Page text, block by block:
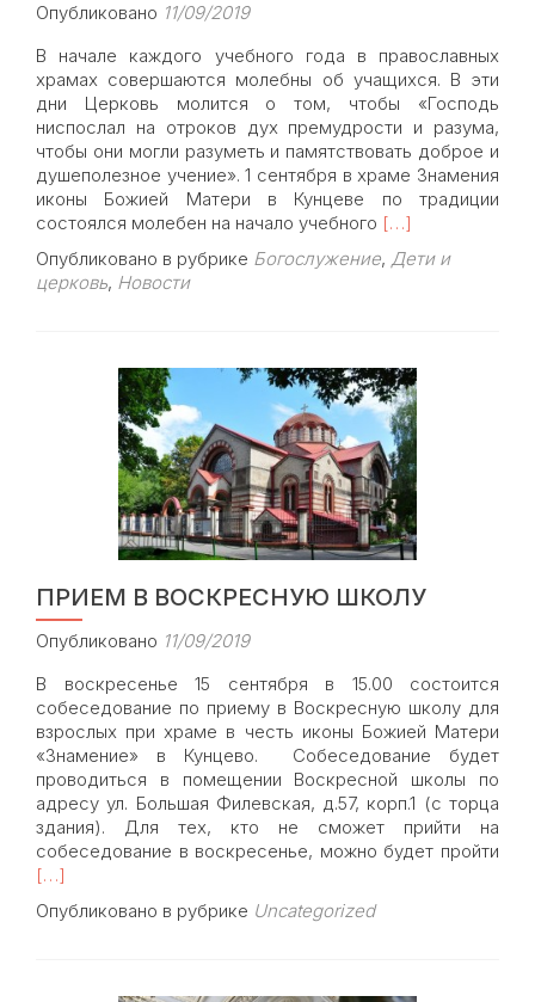
Опубликовано 11/09/2019
В начале каждого учебного года в православных
храмах совершаются молебны об учащихся. В эти
дни Церковь молится о том, чтобы «Господь
ниспослал на отроков дух премудрости и разума,
чтобы они могли разуметь и памятствовать доброе и
душеполезное учение». 1 сентября в храме Знамения
иконы Божией Матери в Кунцеве по традиции
состоялся молебен на начало учебного Read
about
состоялись
молебны
на
начало
учебного
года
и
«О
сохранении
Божия»
[…]
Опубликовано в рубрике Богослужение, Дети и
церковь, Новости
ПРИЕМ В ВОСКРЕСНУЮ ШКОЛУ
Опубликовано 11/09/2019
В воскресенье 15 сентября в 15.00 состоится
собеседование по приему в Воскресную школу для
взрослых при храме в честь иконы Божией Матери
«Знамение» в Кунцево. Собеседование будет
проводиться в помещении Воскресной школы по
адресу ул. Большая Филевская, д.57, корп.1 (с торца
здания). Для тех, кто не сможет прийти на
собеседование в воскресенье, можно будет пройти
[…]
Опубликовано в рубрике Uncategorized